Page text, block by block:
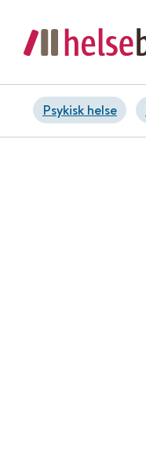
Psykisk helse